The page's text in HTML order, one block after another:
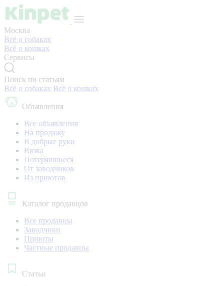
Москва
Всё о собаках
Всё о кошках
Сервисы
Поиск по статьям
Всё о собаках Всё о кошках
Объявления
Все объявления
На продажу
В добрые руки
Вязка
Потерявшиеся
От заводчиков
Из приютов
Каталог продавцов
Все продавцы
Заводчики
Приюты
Частные продавцы
Статьи